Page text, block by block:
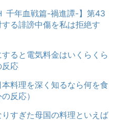
千年血戦篇-禍進譚-】第43
る誹謗中傷を私は拒絶す
ると電気料金はいくらくら
反応
料理を深く知るなら何を食
反応）
すぎた母国の料理といえば